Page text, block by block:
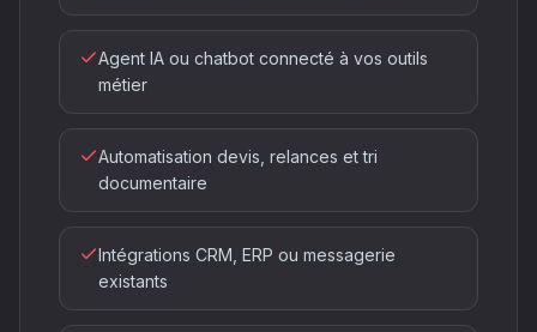
Agent IA ou chatbot connecté à vos outils
métier
Automatisation devis, relances et tri
documentaire
Intégrations CRM, ERP ou messagerie
existants